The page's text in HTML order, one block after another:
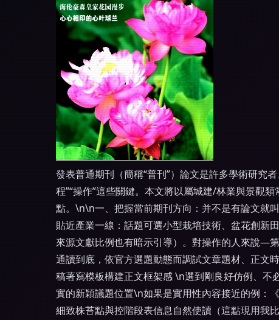
發表普通期刊（簡稱“普刊”）論文是許多學術研究
程”“操作”這些關鍵。本文將以屬城建/林業與景觀
點。\n\n一、把握當前期刊方向：并不是有論文就
貼近產業一線：話題可選小型栽培技術、盆花創新
來源文獻比例也有暗示引導）。對操作的人來說—
通讀到底，依官方選題動態而調試文章題材、正文
稿著寫模板構建正文框架感 \n選到剛良好仿例、不
實的新穎議題位置\n如果是實用性內容接近的例：
細致株苔點與控階段表信息自然使讀（這點現用我